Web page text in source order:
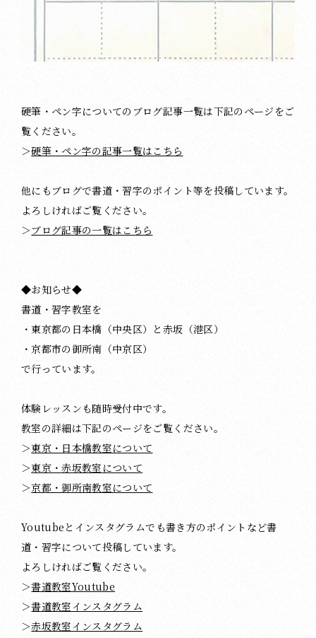
硬筆・ペン字についてのブログ記事一覧は下記のページをご
覧ください。
＞硬筆・ペン字の記事一覧はこちら
他にもブログで書道・習字のポイント等を投稿しています。
よろしければご覧ください。
＞ ブログ記事の一覧はこちら
◆お知らせ◆
書道・習字教室を
・東京都の日本橋（中央区）と赤坂（港区）
・京都市の御所南（中京区）
で行っています。
体験レッスンも随時受付中です。
教室の詳細は下記のページをご覧ください。
＞東京・日本橋教室について
＞東京・赤坂教室について
＞京都・御所南教室について
Youtubeとインスタグラムでも書き方のポイントなど書
道・習字について投稿しています。
よろしければご覧ください。
＞書道教室Youtube
＞書道教室インスタグラム
＞赤坂教室インスタグラム